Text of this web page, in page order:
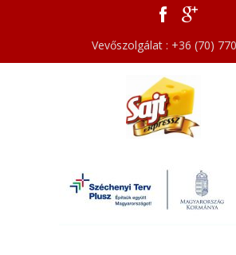
Vevőszolgálat : +36 (70)